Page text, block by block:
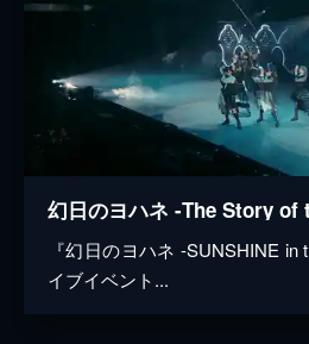
『幻日のヨハネ -SUNSHINE
イブイベント...